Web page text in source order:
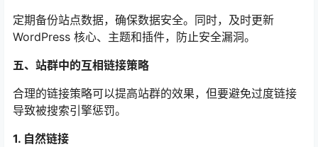
定期备份站点数据，确保数据安全。同时，及时更新
WordPress 核心、主题和插件，防止安全漏洞。
五、站群中的互相链接策略
合理的链接策略可以提高站群的效果，但要避免过度链接
导致被搜索引擎惩罚。
1. 自然链接